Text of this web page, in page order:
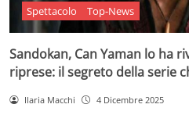
Spettacolo Top-News
Sandokan, Can Yaman lo ha
riprese: il segreto della serie
Ilaria Macchi 4 Dicembre 2025